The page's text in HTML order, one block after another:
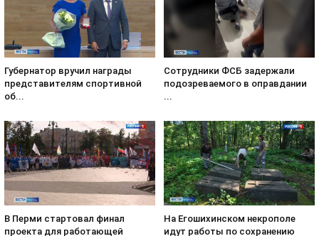
Губернатор вручил награды
представителям спортивной
об...
Сотрудники ФСБ задержали
подозреваемого в оправдании
...
В Перми стартовал финал
проекта для работающей
На Егошихинском некрополе
идут работы по сохранению